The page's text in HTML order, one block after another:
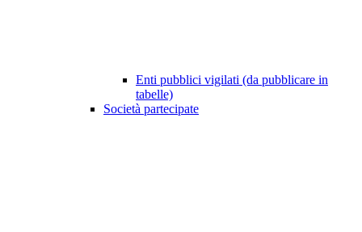
Enti pubblici vigilati (da pubblicare in
tabelle)
Società partecipate